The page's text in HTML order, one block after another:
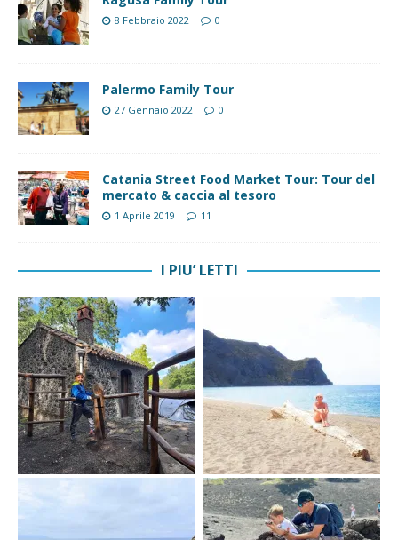
8 Febbraio 2022 0
Palermo Family Tour
27 Gennaio 2022 0
Catania Street Food Market Tour: Tour del
mercato & caccia al tesoro
1 Aprile 2019 11
I PIU’ LETTI